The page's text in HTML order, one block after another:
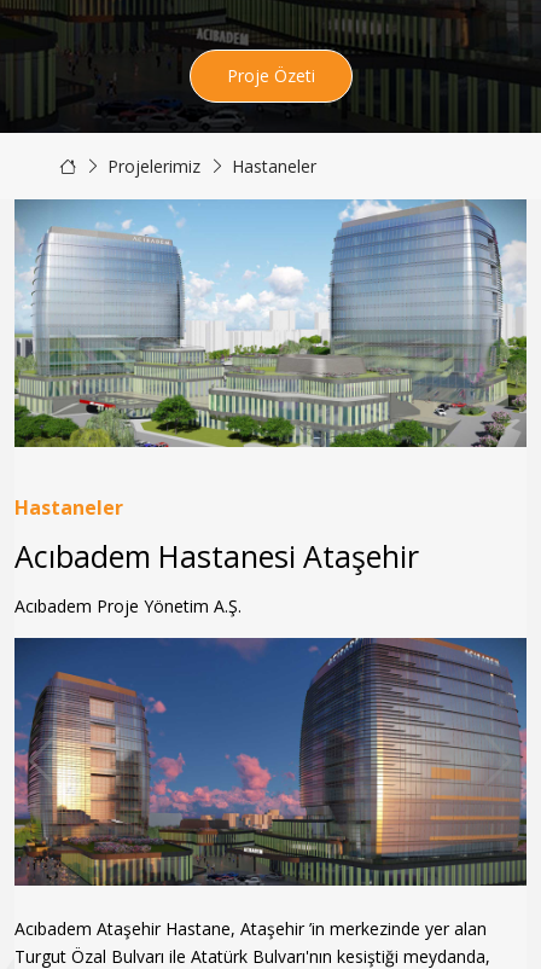
Proje Özeti
Projelerimiz Hastaneler
Hastaneler
Acıbadem Hastanesi Ataşehir
Acıbadem Proje Yönetim A.Ş.
Acıbadem Ataşehir Hastane, Ataşehir ’in merkezinde yer alan
Turgut Özal Bulvarı ile Atatürk Bulvarı'nın kesiştiği meydanda,